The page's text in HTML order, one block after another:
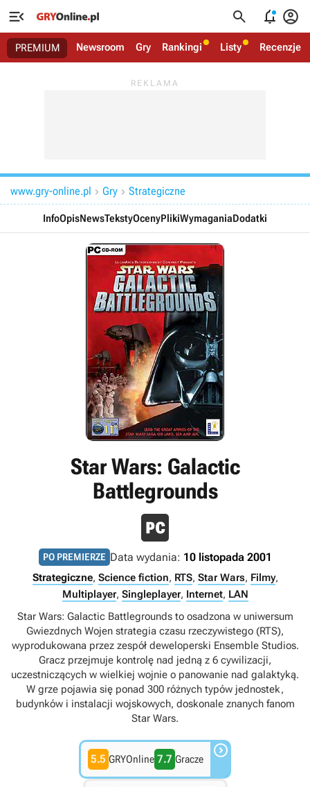
   
PREMIUM Newsroom Gry Rankingi Listy Recenzje
www.gry-online.pl  Gry  Strategiczne
InfoOpisNewsTekstyOcenyPlikiWymaganiaDodatki
Star Wars: Galactic
Battlegrounds
PO PREMIERZE Data wydania: 10 listopada 2001
Strategiczne, Science fiction, RTS, Star Wars, Filmy,
Multiplayer, Singleplayer, Internet, LAN
Star Wars: Galactic Battlegrounds to osadzona w uniwersum
Gwiezdnych Wojen strategia czasu rzeczywistego (RTS),
wyprodukowana przez zespół deweloperski Ensemble Studios.
Gracz przejmuje kontrolę nad jedną z 6 cywilizacji,
uczestniczących w wielkiej wojnie o panowanie nad galaktyką.
W grze pojawia się ponad 300 różnych typów jednostek,
budynków i instalacji wojskowych, doskonale znanych fanom
Star Wars.
5.5 GRYOnline 7.7 Gracze 